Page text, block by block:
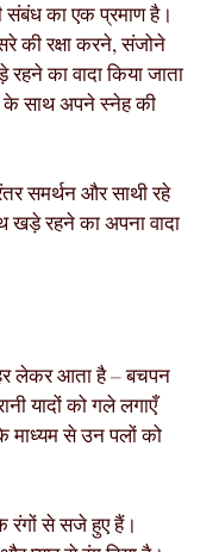
संबंध का एक प्रमाण है।
की रक्षा करने, संजोने
का वादा किया जाता
के साथ अपने स्नेह की
समर्थन और साथी रहे
खड़े रहने का अपना वादा
लेकर आता है – बचपन
यादों को गले लगाएँ
माध्यम से उन पलों को
रंगों से सजे हुए हैं।